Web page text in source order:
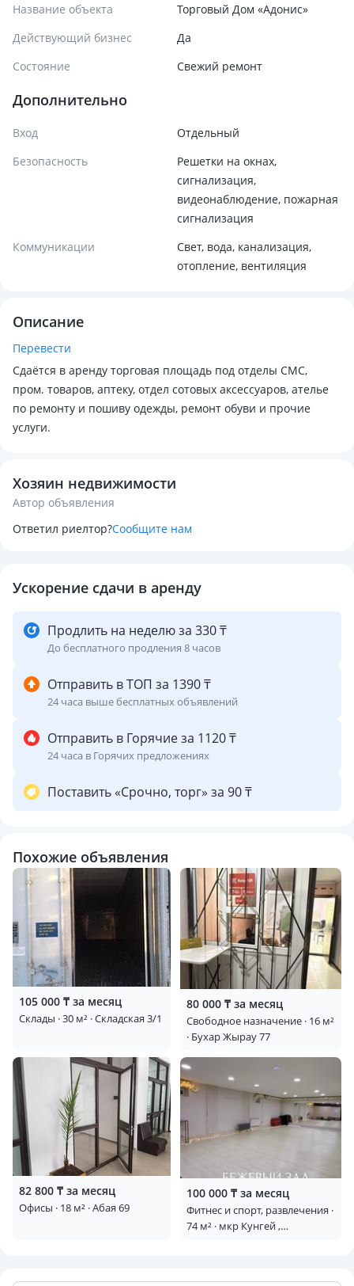
Название объекта
Торговый Дом «Адонис»
Действующий бизнес
Да
Состояние
Cвежий ремонт
Дополнительно
Вход
Отдельный
Безопасность
Решетки на окнах,
сигнализация,
видеонаблюдение, пожарная
сигнализация
Коммуникации
Свет, вода, канализация,
отопление, вентиляция
Описание
Перевести
Сдаётся в аренду торговая площадь под отделы СМС,
пром. товаров, аптеку, отдел сотовых аксессуаров, ателье
по ремонту и пошиву одежды, ремонт обуви и прочие
услуги.
Хозяин недвижимости
Автор объявления
Ответил риелтор?Сообщите нам
Ускорение сдачи в аренду
Продлить на неделю за 330 ₸
До бесплатного продления 8 часов
Отправить в ТОП за 1390 ₸
24 часа выше бесплатных объявлений
Отправить в Горячие за 1120 ₸
24 часа в Горячих предложениях
Поставить «Срочно, торг» за 90 ₸
Похожие объявления
105 000 ₸ за месяц
Склады · 30 м² · Складская 3/1
80 000 ₸ за месяц
Свободное назначение · 16 м²
· Бухар Жырау 77
82 800 ₸ за месяц
Офисы · 18 м² · Абая 69
100 000 ₸ за месяц
Фитнес и спорт, развлечения ·
74 м² · мкр Кунгей ,